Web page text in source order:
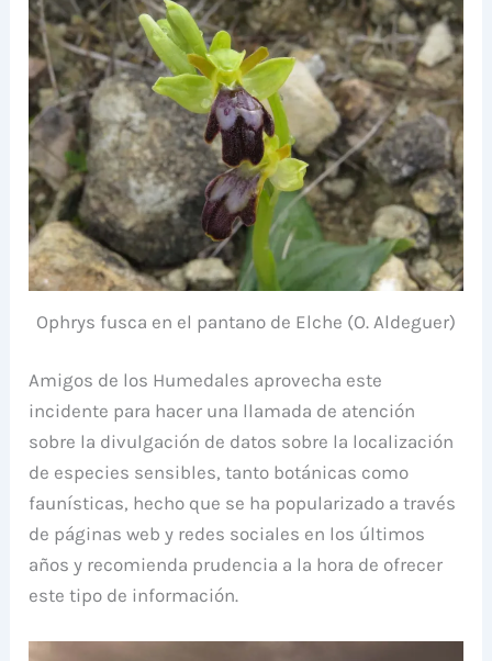
Ophrys fusca en el pantano de Elche (O. Aldeguer)
Amigos de los Humedales aprovecha este
incidente para hacer una llamada de atención
sobre la divulgación de datos sobre la localización
de especies sensibles, tanto botánicas como
faunísticas, hecho que se ha popularizado a través
de páginas web y redes sociales en los últimos
años y recomienda prudencia a la hora de ofrecer
este tipo de información.